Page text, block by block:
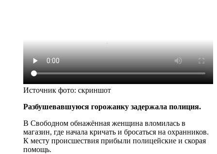
Источник фото: скриншот
Разбушевавшуюся горожанку задержала полиция.
В Свободном обнажённая женщина вломилась в
магазин, где начала кричать и бросаться на охранников.
К месту происшествия прибыли полицейские и скорая
помощь.